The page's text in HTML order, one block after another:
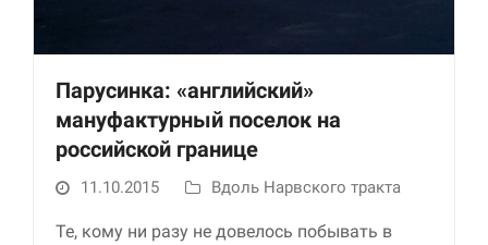
Парусинка: «английский»
мануфактурный поселок на
российской границе
11.10.2015 Вдоль Нарвского тракта
Те, кому ни разу не довелось побывать в
Использование
обязательно. Они